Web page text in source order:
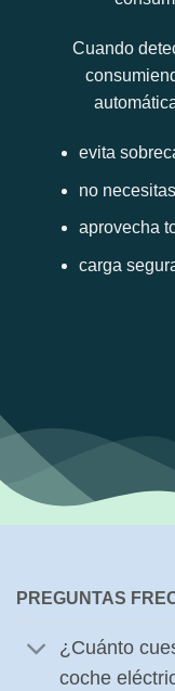
Cuando
evita
no
aprovecha
carga
PREGUNTAS
¿Cuánto
coche